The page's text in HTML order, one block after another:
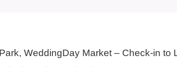
WeddingDay Market – Check-in to